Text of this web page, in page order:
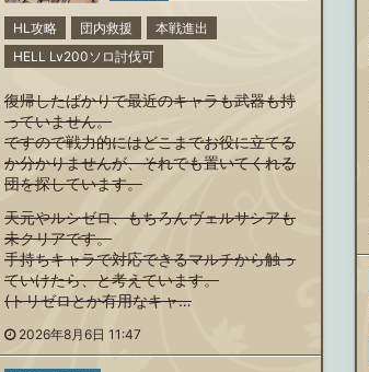
HL攻略 団内救援
本戦進出
HELL Lv200ソロ討伐可
復帰したばかりで最近のキャラも武器も持
っていません。
ですので戦力的にはどこまでお役に立てる
か分かりませんが、それでも置いてくれる
団を探しています。
天元やルシゼロ、もちろんヴェルサシアも
未クリアです。
手持ちキャラで対応できるマルチから触っ
ていけたら、と考えています。
(トリゼロとか有用なキャ…
2026年8月6日 11:47